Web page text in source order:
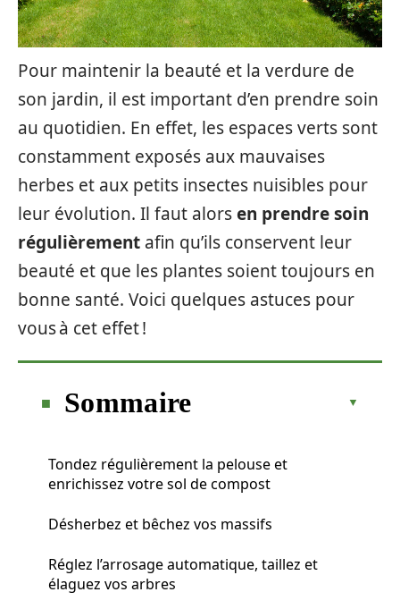
Pour maintenir la beauté et la verdure de
son jardin, il est important d’en prendre soin
au quotidien. En effet, les espaces verts sont
constamment exposés aux mauvaises
herbes et aux petits insectes nuisibles pour
leur évolution. Il faut alorsen prendre soin
régulièrement afin qu’ils conservent leur
beauté et que les plantes soient toujours en
bonne santé. Voici quelques astuces pour
vous à cet effet !
Sommaire
Tondez régulièrement la pelouse et
enrichissez votre sol de compost
Désherbez et bêchez vos massifs
Réglez l’arrosage automatique, taillez et
élaguez vos arbres